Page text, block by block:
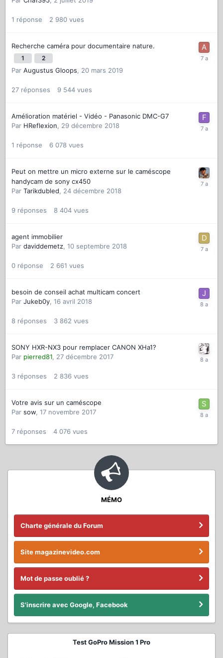
1 réponse 2 980 vues
Recherche caméra pour documentaire nature.
1 2
Par Augustus Gloops, 20 mars 2019
27 réponses 9 544 vues
Amélioration matériel - Vidéo - Panasonic DMC-G7
Par HReflexion, 29 décembre 2018
1 réponse 6 078 vues
Peut on mettre un micro externe sur le caméscope
handycam de sony cx450
Par Tarikdubled, 24 décembre 2018
9 réponses 8 404 vues
agent immobilier
Par daviddemetz, 10 septembre 2018
0 réponse 2 661 vues
besoin de conseil achat multicam concert
Par Jukeb0y, 16 avril 2018
8 réponses 3 862 vues
SONY HXR-NX3 pour remplacer CANON XHa1?
Par pierred81, 27 décembre 2017
3 réponses 2 836 vues
Votre avis sur un caméscope
Par sow, 17 novembre 2017
7 réponses 4 076 vues
MÉMO
Charte générale du Forum
Site magazinevideo.com
Mot de passe oublié ?
S'inscrire avec Google, Facebook
Test GoPro Mission 1 Pro